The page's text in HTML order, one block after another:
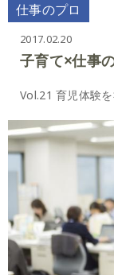
仕事のプロ
2017.02.20
子育て×仕事
Vol.21 育児体験